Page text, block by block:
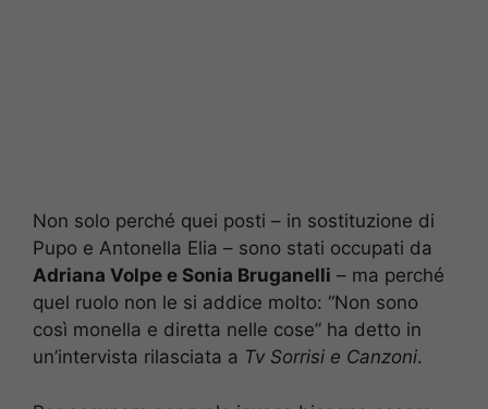
Non solo perché quei posti – in sostituzione di
Pupo e Antonella Elia – sono stati occupati da
Adriana Volpe e Sonia Bruganelli – ma perché
quel ruolo non le si addice molto: “Non sono
così monella e diretta nelle cose” ha detto in
un’intervista rilasciata a Tv Sorrisi e Canzoni.